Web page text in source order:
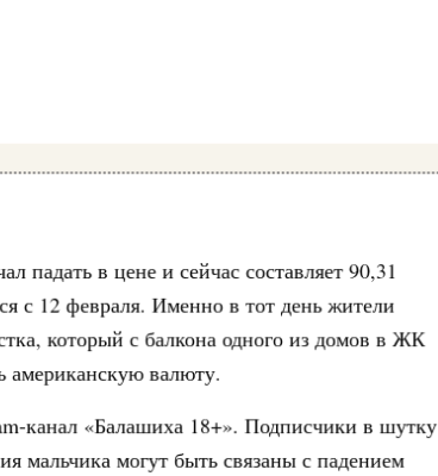
падать в цене и сейчас составляет 90,31
с 12 февраля. Именно в тот день жители
который с балкона одного из домов в ЖК
американскую валюту.
-канал «Балашиха 18+». Подписчики в шутку
мальчика могут быть связаны с падением